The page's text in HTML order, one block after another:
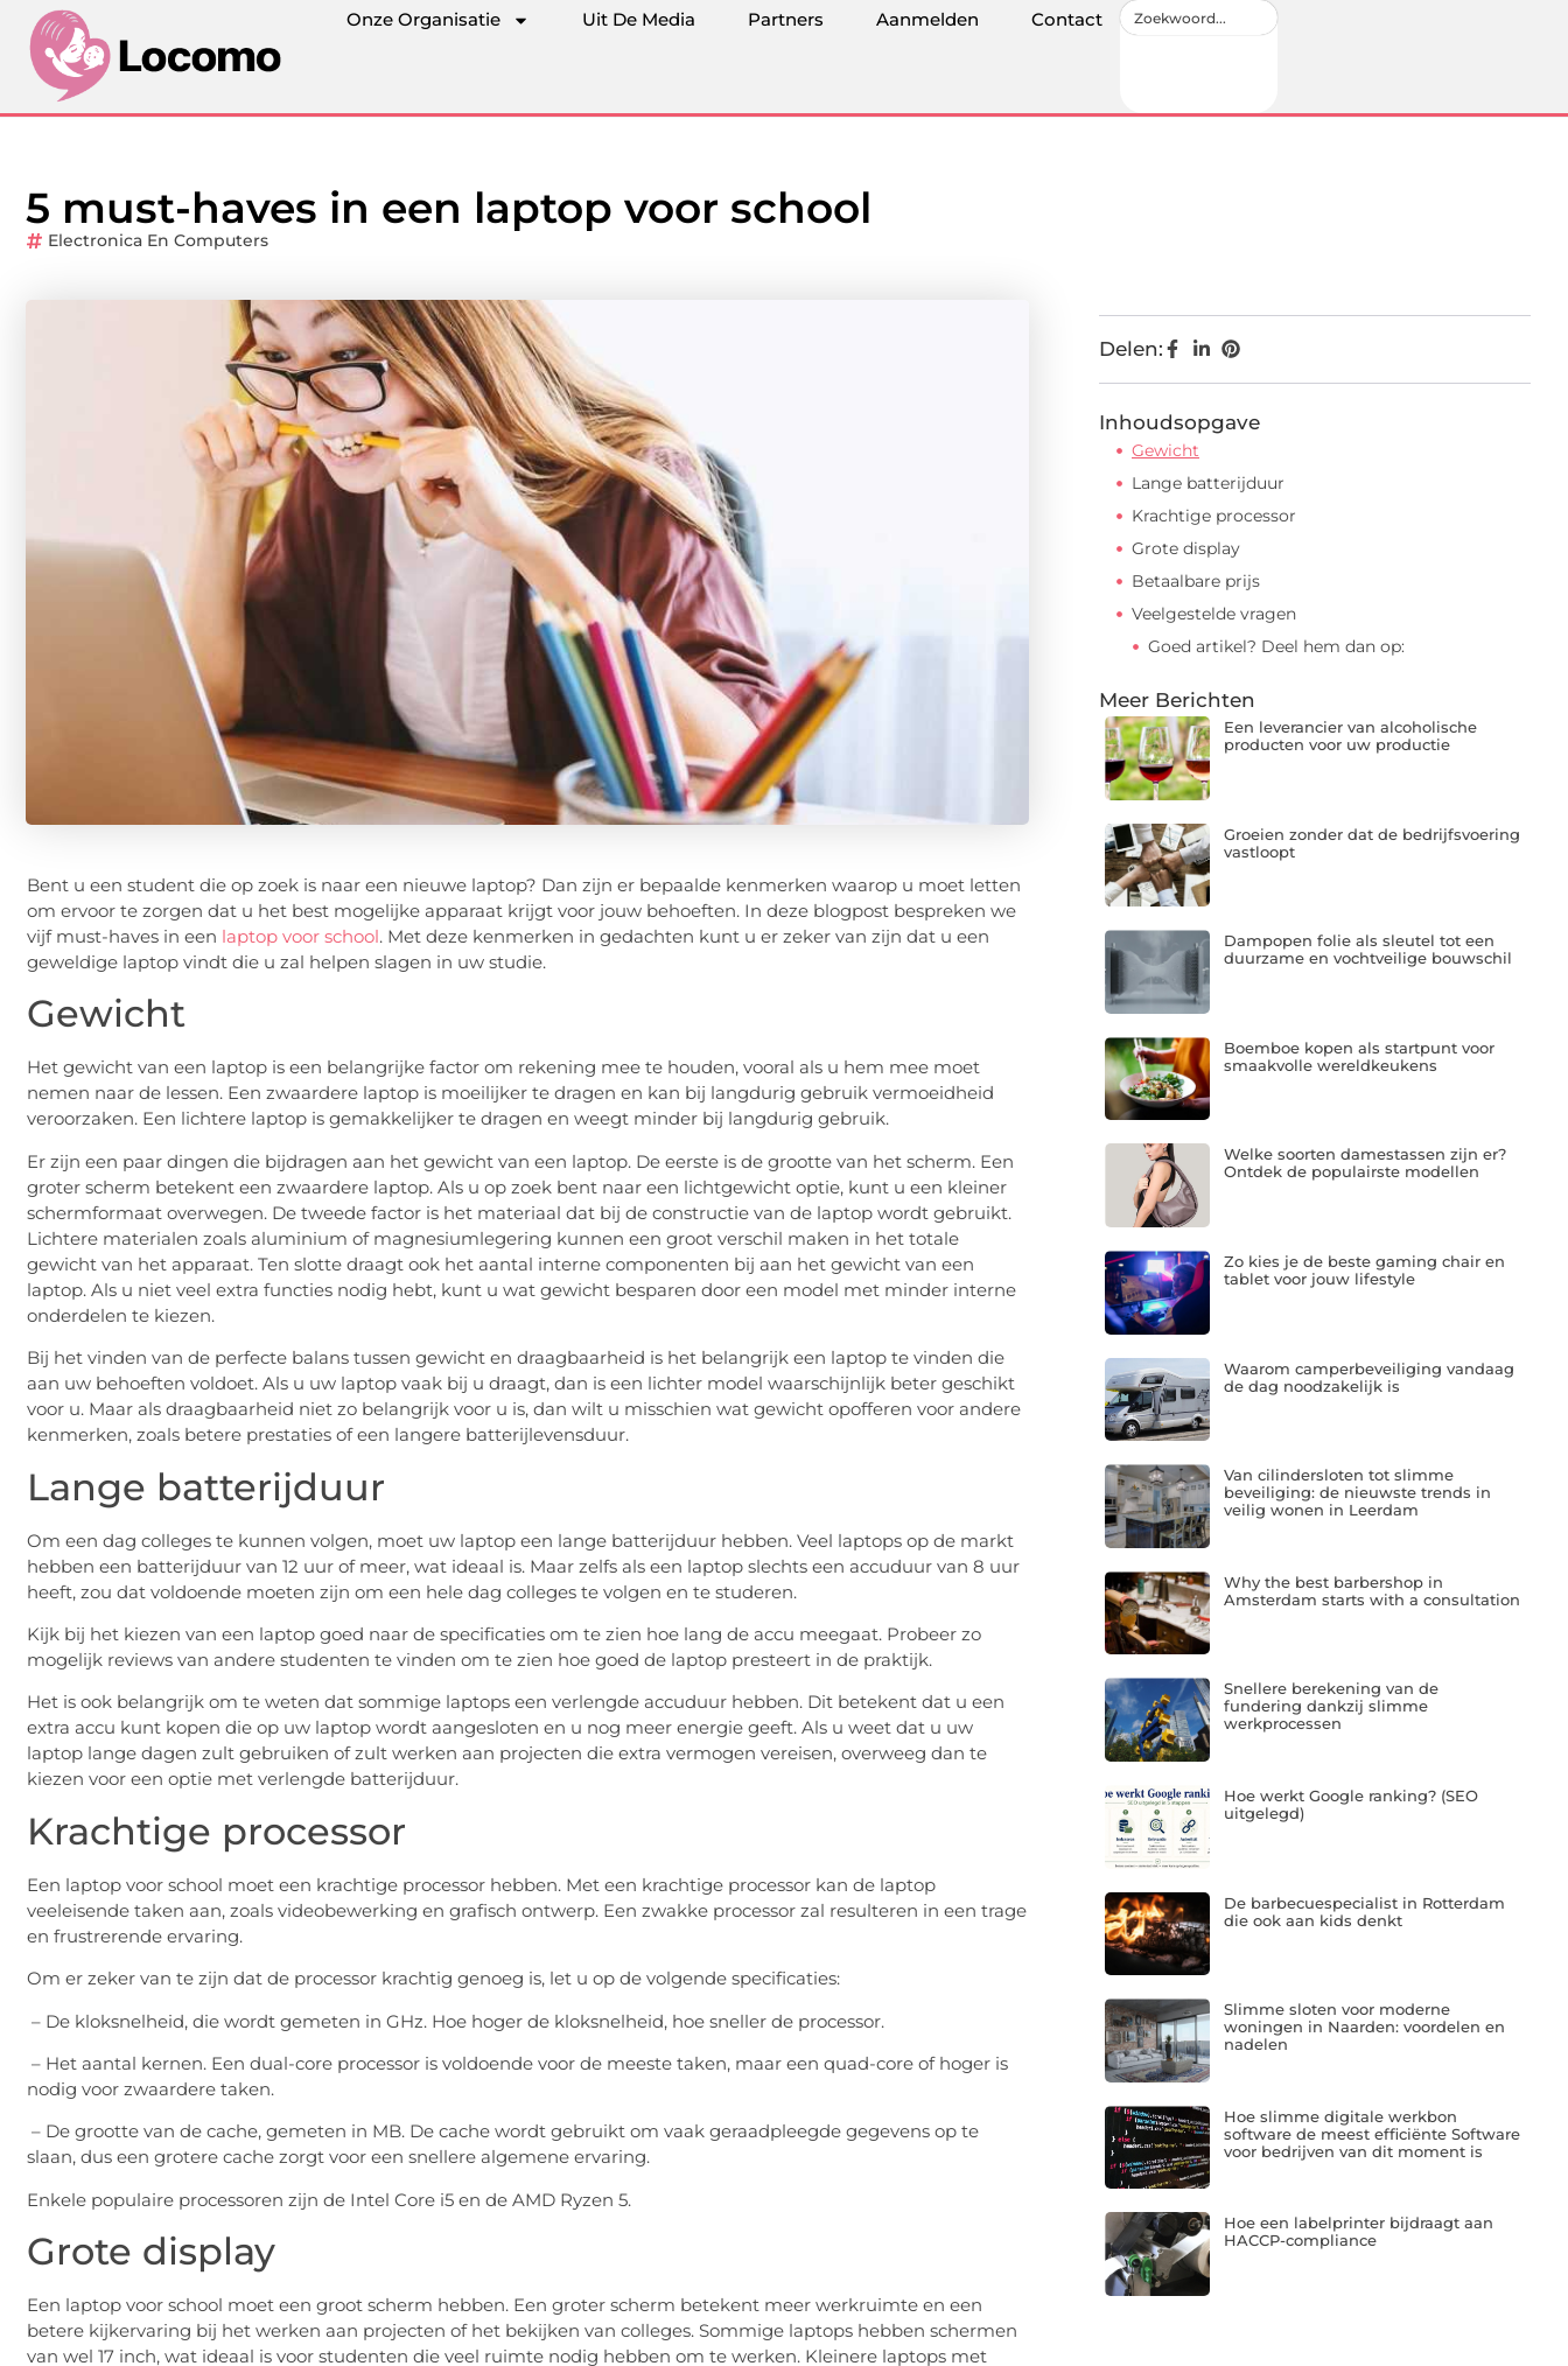
Onze Organisatie Uit De Media Partners Aanmelden Contact
5 must-haves in een laptop voor school
Electronica En Computers
Bent u een student die op zoek is naar een nieuwe laptop? Dan zijn er bepaalde kenmerken waarop u moet letten
om ervoor te zorgen dat u het best mogelijke apparaat krijgt voor jouw behoeften. In deze blogpost bespreken we
vijf must-haves in een laptop voor school. Met deze kenmerken in gedachten kunt u er zeker van zijn dat u een
geweldige laptop vindt die u zal helpen slagen in uw studie.
Gewicht
Het gewicht van een laptop is een belangrijke factor om rekening mee te houden, vooral als u hem mee moet
nemen naar de lessen. Een zwaardere laptop is moeilijker te dragen en kan bij langdurig gebruik vermoeidheid
veroorzaken. Een lichtere laptop is gemakkelijker te dragen en weegt minder bij langdurig gebruik.
Er zijn een paar dingen die bijdragen aan het gewicht van een laptop. De eerste is de grootte van het scherm. Een
groter scherm betekent een zwaardere laptop. Als u op zoek bent naar een lichtgewicht optie, kunt u een kleiner
schermformaat overwegen. De tweede factor is het materiaal dat bij de constructie van de laptop wordt gebruikt.
Lichtere materialen zoals aluminium of magnesiumlegering kunnen een groot verschil maken in het totale
gewicht van het apparaat. Ten slotte draagt ook het aantal interne componenten bij aan het gewicht van een
laptop. Als u niet veel extra functies nodig hebt, kunt u wat gewicht besparen door een model met minder interne
onderdelen te kiezen.
Bij het vinden van de perfecte balans tussen gewicht en draagbaarheid is het belangrijk een laptop te vinden die
aan uw behoeften voldoet. Als u uw laptop vaak bij u draagt, dan is een lichter model waarschijnlijk beter geschikt
voor u. Maar als draagbaarheid niet zo belangrijk voor u is, dan wilt u misschien wat gewicht opofferen voor andere
kenmerken, zoals betere prestaties of een langere batterijlevensduur.
Lange batterijduur
Om een dag colleges te kunnen volgen, moet uw laptop een lange batterijduur hebben. Veel laptops op de markt
hebben een batterijduur van 12 uur of meer, wat ideaal is. Maar zelfs als een laptop slechts een accuduur van 8 uur
heeft, zou dat voldoende moeten zijn om een hele dag colleges te volgen en te studeren.
Kijk bij het kiezen van een laptop goed naar de specificaties om te zien hoe lang de accu meegaat. Probeer zo
mogelijk reviews van andere studenten te vinden om te zien hoe goed de laptop presteert in de praktijk.
Het is ook belangrijk om te weten dat sommige laptops een verlengde accuduur hebben. Dit betekent dat u een
extra accu kunt kopen die op uw laptop wordt aangesloten en u nog meer energie geeft. Als u weet dat u uw
laptop lange dagen zult gebruiken of zult werken aan projecten die extra vermogen vereisen, overweeg dan te
kiezen voor een optie met verlengde batterijduur.
Krachtige processor
Een laptop voor school moet een krachtige processor hebben. Met een krachtige processor kan de laptop
veeleisende taken aan, zoals videobewerking en grafisch ontwerp. Een zwakke processor zal resulteren in een trage
en frustrerende ervaring.
Om er zeker van te zijn dat de processor krachtig genoeg is, let u op de volgende specificaties:
– De kloksnelheid, die wordt gemeten in GHz. Hoe hoger de kloksnelheid, hoe sneller de processor.
– Het aantal kernen. Een dual-core processor is voldoende voor de meeste taken, maar een quad-core of hoger is
nodig voor zwaardere taken.
– De grootte van de cache, gemeten in MB. De cache wordt gebruikt om vaak geraadpleegde gegevens op te
slaan, dus een grotere cache zorgt voor een snellere algemene ervaring.
Enkele populaire processoren zijn de Intel Core i5 en de AMD Ryzen 5.
Grote display
Een laptop voor school moet een groot scherm hebben. Een groter scherm betekent meer werkruimte en een
betere kijkervaring bij het werken aan projecten of het bekijken van colleges. Sommige laptops hebben schermen
van wel 17 inch, wat ideaal is voor studenten die veel ruimte nodig hebben om te werken. Kleinere laptops met
Delen:
Inhoudsopgave
Gewicht
Lange batterijduur
Krachtige processor
Grote display
Betaalbare prijs
Veelgestelde vragen
Goed artikel? Deel hem dan op:
Meer Berichten
Een leverancier van alcoholische
producten voor uw productie
Groeien zonder dat de bedrijfsvoering
vastloopt
Dampopen folie als sleutel tot een
duurzame en vochtveilige bouwschil
Boemboe kopen als startpunt voor
smaakvolle wereldkeukens
Welke soorten damestassen zijn er?
Ontdek de populairste modellen
Zo kies je de beste gaming chair en
tablet voor jouw lifestyle
Waarom camperbeveiliging vandaag
de dag noodzakelijk is
Van cilindersloten tot slimme
beveiliging: de nieuwste trends in
veilig wonen in Leerdam
Why the best barbershop in
Amsterdam starts with a consultation
Snellere berekening van de
fundering dankzij slimme
werkprocessen
Hoe werkt Google ranking? (SEO
uitgelegd)
De barbecuespecialist in Rotterdam
die ook aan kids denkt
Slimme sloten voor moderne
woningen in Naarden: voordelen en
nadelen
Hoe slimme digitale werkbon
software de meest efficiënte Software
voor bedrijven van dit moment is
Hoe een labelprinter bijdraagt aan
HACCP-compliance